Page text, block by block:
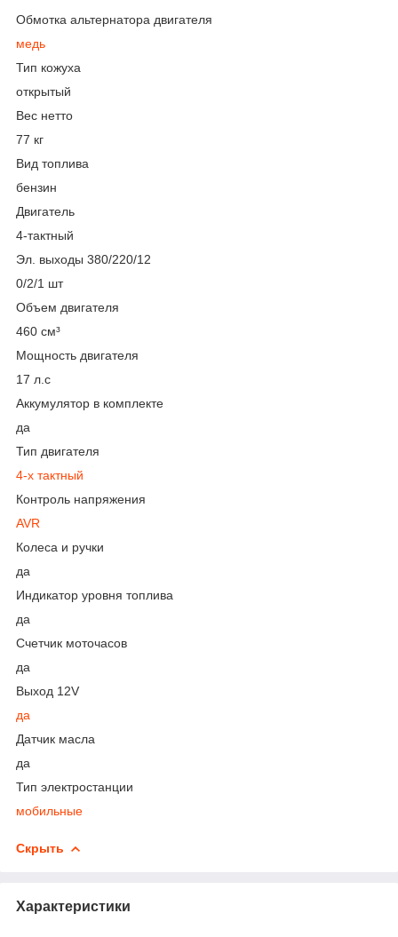
Обмотка альтернатора двигателя
медь
Тип кожуха
открытый
Вес нетто
77 кг
Вид топлива
бензин
Двигатель
4-тактный
Эл. выходы 380/220/12
0/2/1 шт
Объем двигателя
460 см³
Мощность двигателя
17 л.с
Аккумулятор в комплекте
да
Тип двигателя
4-х тактный
Контроль напряжения
AVR
Колеса и ручки
да
Индикатор уровня топлива
да
Счетчик моточасов
да
Выход 12V
да
Датчик масла
да
Тип электростанции
мобильные
Скрыть
Характеристики